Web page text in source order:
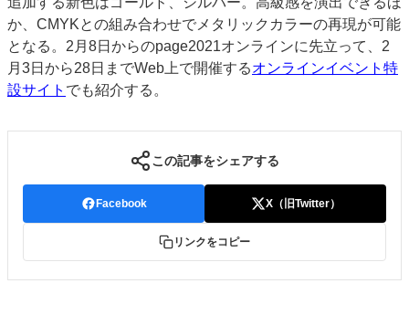
か、CMYKとの組み合わせでメタリックカラーの再現が可能
となる。2月8日からのpage2021オンラインに先立って、2
月3日から28日までWeb上で開催するオンラインイベント特
設サイト でも紹介する。
この記事をシェアする
Facebook X（旧Twitter）
リンクをコピー